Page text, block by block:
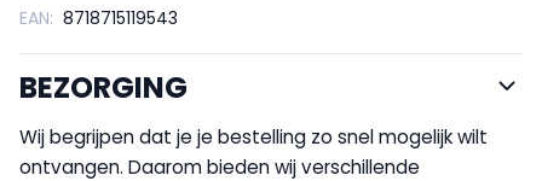
EAN: 8718715119543
BEZORGING
Wij begrijpen dat je je bestelling zo snel mogelijk wilt
ontvangen. Daarom bieden wij verschillende